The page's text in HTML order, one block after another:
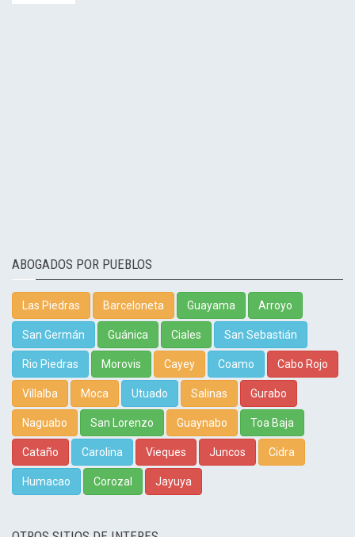
ABOGADOS POR PUEBLOS
Las Piedras Barceloneta Guayama Arroyo
San Germán Guánica Ciales San Sebastián
Rio Piedras Morovis Cayey Coamo Cabo Rojo
Villalba Moca Utuado Salinas Gurabo
Naguabo San Lorenzo Guaynabo Toa Baja
Cataño Carolina Vieques Juncos Cidra
Humacao Corozal Jayuya